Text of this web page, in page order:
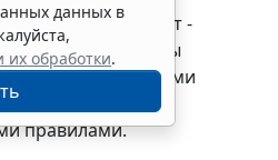
выплат -
быть установлены
и локальными актами
должны
правилами.
данных в
их обработки.